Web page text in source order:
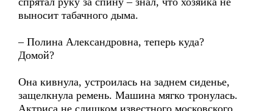
выносит табачного дыма.
– Полина Александровна, теперь куда?
Домой?
Она кивнула, устроилась на заднем сиденье,
защелкнула ремень. Машина мягко тронулась.
Актриса не слишком известного московского